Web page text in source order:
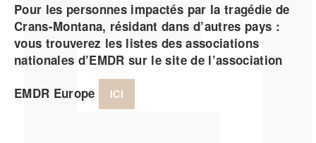
Pour les personnes impactés par la tragédie de
Crans-Montana, résidant dans d’autres pays :
vous trouverez les listes des associations
nationales d’EMDR sur le site de l’association
EMDR Europe
ICI